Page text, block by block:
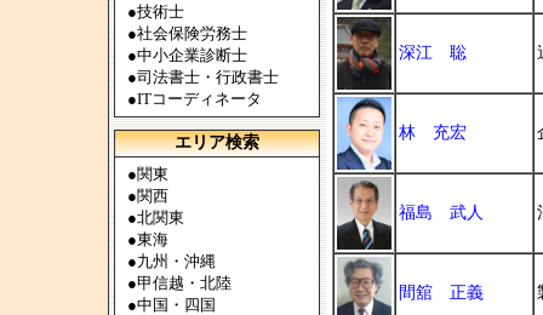
●技術士
●社会保険労務士
●中小企業診断士
●司法書士・行政書士
●ITコーディネータ
エリア検索
●関東
●関西
●北関東
●東海
●九州・沖縄
●甲信越・北陸
●中国・四国
深江 聡
林 充宏
福島 武人
間舘 正義